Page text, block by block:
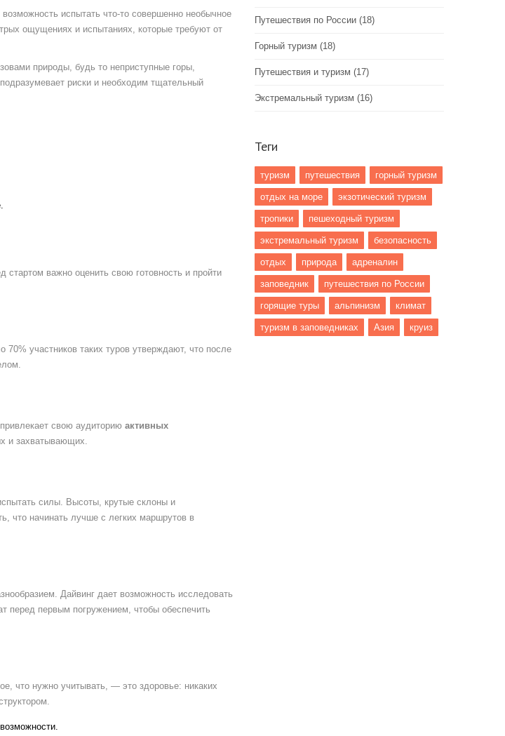
испытать что-то совершенно необычное
ощущениях и испытаниях, которые требуют от
природы, будь то неприступные горы,
риски и необходим тщательный
стартом важно оценить свою готовность и пройти
участников таких туров утверждают, что после
свою аудиторию активных
и захватывающих.
силы. Высоты, крутые склоны и
что начинать лучше с легких маршрутов в
Дайвинг дает возможность исследовать
перед первым погружением, чтобы обеспечить
что нужно учитывать, — это здоровье: никаких
Путешествия по России (18)
Горный туризм (18)
Путешествия и туризм (17)
Экстремальный туризм (16)
Теги
туризм путешествия горный туризм
отдых на море экзотический туризм
тропики пешеходный туризм
экстремальный туризм безопасность
отдых природа адреналин
заповедник путешествия по России
горящие туры альпинизм климат
туризм в заповедниках Азия круиз